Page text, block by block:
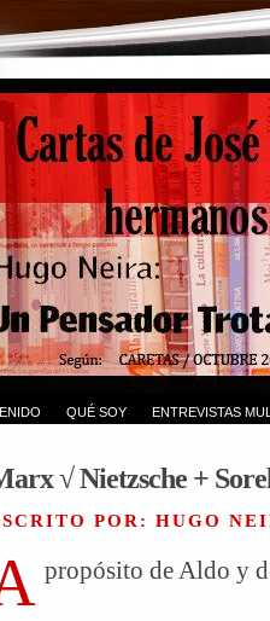
QUÉ SOY ENTREVISTAS
√ Nietzsche +
POR: HUGO
propósito de Aldo y